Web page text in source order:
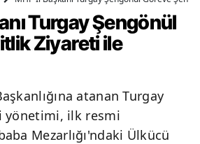
Turgay Şengönül
Ziyareti ile
atanan Turgay
yönetimi, ilk resmi
Mezarlığı'ndaki Ülkücü